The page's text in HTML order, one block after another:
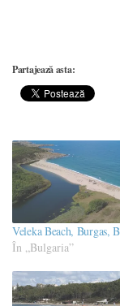
Partajează asta:
Veleka Beach, Burgas,
În „Bulgaria”